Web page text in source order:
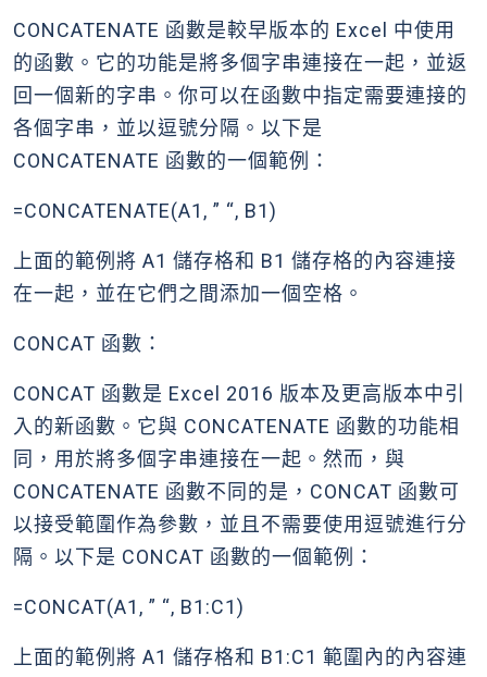
CONCATENATE 函數是較早版本的 Excel 中使用
的函數。它的功能是將多個字串連接在一起，並返
回一個新的字串。你可以在函數中指定需要連接的
各個字串，並以逗號分隔。以下是
CONCATENATE 函數的一個範例：
=CONCATENATE(A1, ” “, B1)
上面的範例將 A1 儲存格和 B1 儲存格的內容連接
在一起，並在它們之間添加一個空格。
CONCAT 函數：
CONCAT 函數是 Excel 2016 版本及更高版本中引
入的新函數。它與 CONCATENATE 函數的功能相
同，用於將多個字串連接在一起。然而，與
CONCATENATE 函數不同的是，CONCAT 函數可
以接受範圍作為參數，並且不需要使用逗號進行分
隔。以下是 CONCAT 函數的一個範例：
=CONCAT(A1, ” “, B1:C1)
上面的範例將 A1 儲存格和 B1:C1 範圍內的內容連